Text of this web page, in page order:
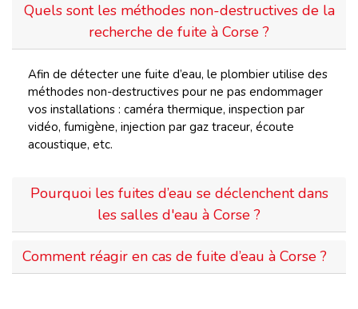
Quels sont les méthodes non-destructives de la
recherche de fuite à Corse ?
Afin de détecter une fuite d’eau, le plombier utilise des
méthodes non-destructives pour ne pas endommager
vos installations : caméra thermique, inspection par
vidéo, fumigène, injection par gaz traceur, écoute
acoustique, etc.
Pourquoi les fuites d’eau se déclenchent dans
les salles d'eau à Corse ?
Comment réagir en cas de fuite d’eau à Corse ?